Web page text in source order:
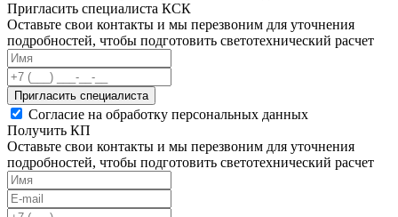
Пригласить специалиста КСК
Оставьте свои контакты и мы перезвоним для уточнения
подробностей, чтобы подготовить светотехнический расчет
Пригласить специалиста
Согласие на обработку персональных данных
Получить КП
Оставьте свои контакты и мы перезвоним для уточнения
подробностей, чтобы подготовить светотехнический расчет